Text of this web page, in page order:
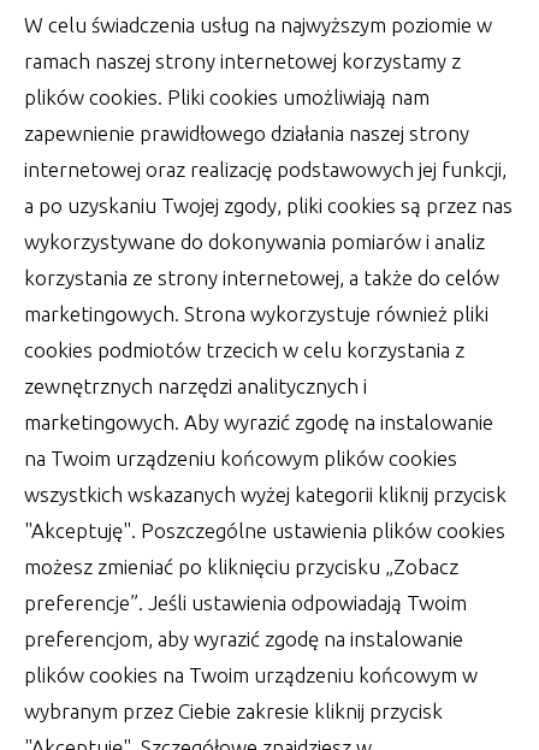
W celu świadczenia usług na najwyższym poziomie w
ramach naszej strony internetowej korzystamy z
plików cookies. Pliki cookies umożliwiają nam
zapewnienie prawidłowego działania naszej strony
internetowej oraz realizację podstawowych jej funkcji,
a po uzyskaniu Twojej zgody, pliki cookies są przez nas
wykorzystywane do dokonywania pomiarów i analiz
korzystania ze strony internetowej, a także do celów
marketingowych. Strona wykorzystuje również pliki
cookies podmiotów trzecich w celu korzystania z
zewnętrznych narzędzi analitycznych i
marketingowych. Aby wyrazić zgodę na instalowanie
na Twoim urządzeniu końcowym plików cookies
wszystkich wskazanych wyżej kategorii kliknij przycisk
"Akceptuję". Poszczególne ustawienia plików cookies
możesz zmieniać po kliknięciu przycisku „Zobacz
preferencje”. Jeśli ustawienia odpowiadają Twoim
preferencjom, aby wyrazić zgodę na instalowanie
plików cookies na Twoim urządzeniu końcowym w
wybranym przez Ciebie zakresie kliknij przycisk
Usługi księgowej w Radomiu z jakich można
korzystać w biurze Milion Dolarów dedykowane
autor:Lucjan 14 lipca 2022
Jakimi sprawami będzie się
zajmować biuro księgowe
Prowadząc swoją działalność gospodarczą nie